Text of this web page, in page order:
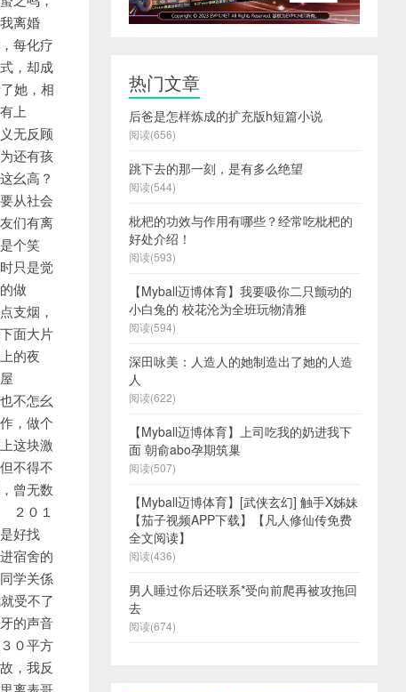
热门文章
后爸是怎样炼成的扩充版h短篇小说
阅读(656)
跳下去的那一刻，是有多么绝望
阅读(544)
枇杷的功效与作用有哪些？经常吃枇杷的
好处介绍！
阅读(593)
【Myball迈博体育】我要吸你二只颤动的
小白兔的 校花沦为全班玩物清雅
阅读(594)
深田咏美：人造人的她制造出了她的人造
人
阅读(622)
【Myball迈博体育】上司吃我的奶进我下
面 朝俞abo孕期筑巢
阅读(507)
【Myball迈博体育】[武侠玄幻] 触手X姊妹
【茄子视频APP下载】【凡人修仙传免费
全文阅读】
阅读(436)
男人睡过你后还联系*受向前爬再被攻拖回
去
阅读(674)